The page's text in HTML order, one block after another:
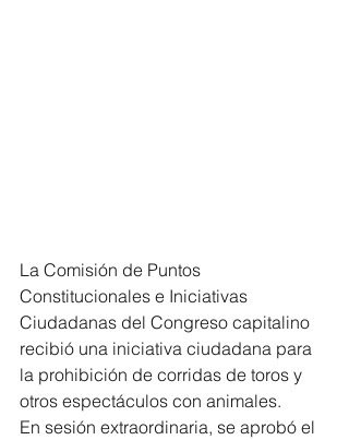
La Comisión de Puntos
Constitucionales e Iniciativas
Ciudadanas del Congreso capitalino
recibió una iniciativa ciudadana para
la prohibición de corridas de toros y
otros espectáculos con animales.
En sesión extraordinaria, se aprobó el